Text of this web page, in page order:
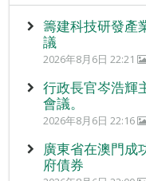
籌建科技研發產
議
2026年8月6日 22:21
行政長官岑浩輝
會議。
2026年8月6日 22:16
廣東省在澳門成
府債券